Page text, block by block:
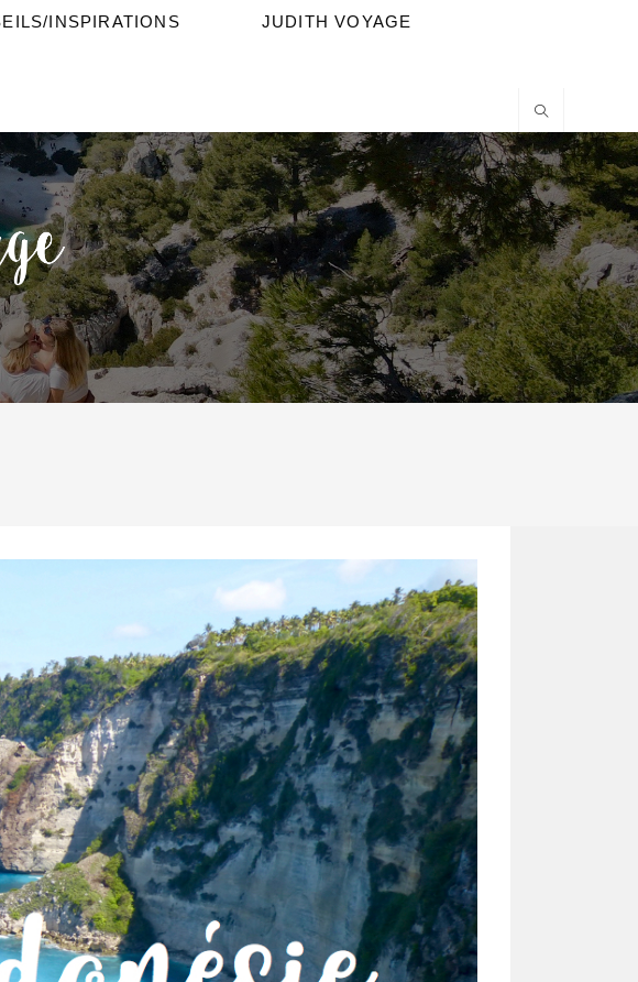
INSPIRATIONS JUDITH VOYAGE